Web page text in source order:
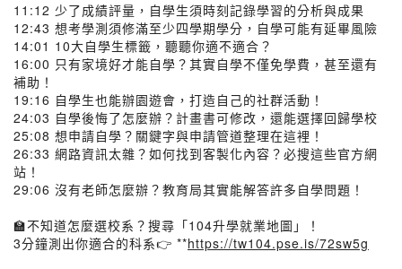
11:12 少了成績評量，自學生須時刻記錄學習的分析與成果
12:43 想考學測須修滿至少四學期學分，自學可能有延畢風險
14:01 10大自學生標籤，聽聽你適不適合？
16:00 只有家境好才能自學？其實自學不僅免學費，甚至還有
補助！
19:16 自學生也能辦園遊會，打造自己的社群活動！
24:03 自學後悔了怎麼辦？計畫書可修改，還能選擇回歸學校
25:08 想申請自學？關鍵字與申請管道整理在這裡！
26:33 網路資訊太雜？如何找到客製化內容？必搜這些官方網
站！
29:06 沒有老師怎麼辦？教育局其實能解答許多自學問題！
🏫不知道怎麼選校系？搜尋「104升學就業地圖」！
3分鐘測出你適合的科系👉 **https://tw104.pse.is/72sw5g